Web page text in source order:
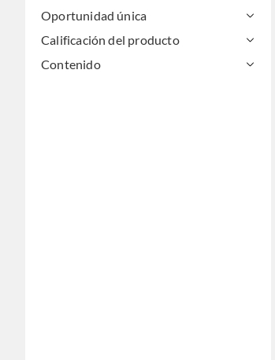
Oportunidad única
Calificación del producto
Contenido